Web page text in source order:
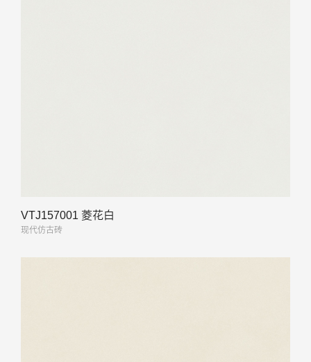
VTJ157001 菱花白
现代仿古砖